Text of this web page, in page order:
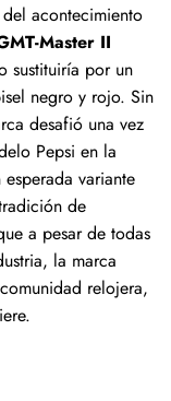
acontecimiento
Master II
sustituiría por un
negro y rojo. Sin
desafió una vez
Pepsi en la
variante
de
a pesar de todas
la marca
relojera,